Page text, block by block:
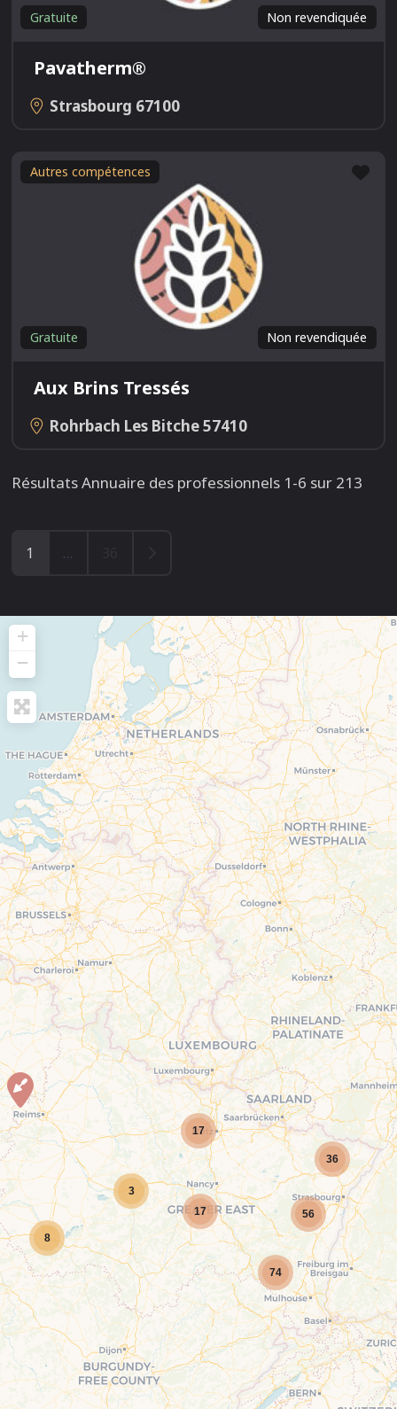
Non revendiquée
Gratuite
Pavatherm®
Strasbourg 67100
Autres compétences
Non revendiquée
Gratuite
Aux Brins Tressés
Rohrbach Les Bitche57410
Résultats Annuaire des professionnels 1-6 sur 213
1 …
3
8
17
17
74
56
36
+
−